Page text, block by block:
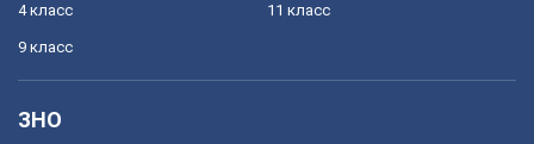
4 класс
9 класс
11 класс
ЗНО